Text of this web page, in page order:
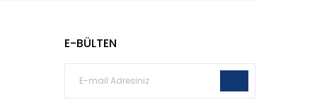
E-BÜLTEN